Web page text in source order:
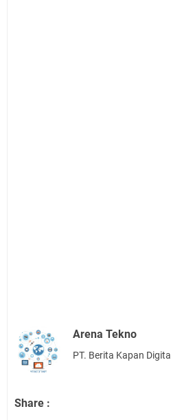
Arena Tekno
PT. Berita Kapan Digital
Share :